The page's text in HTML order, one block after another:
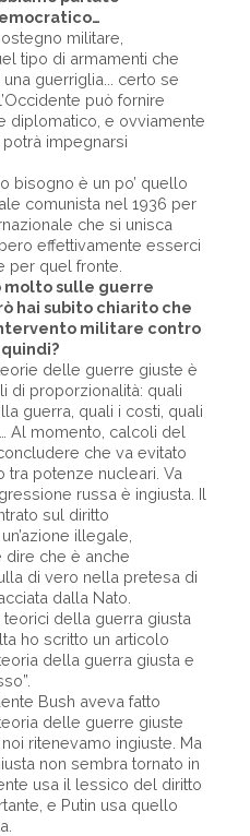
militare,
tipo di armamenti che
guerriglia... certo se
può fornire
diplomatico, e ovviamente
impegnarsi
bisogno è un po’ quello
comunista nel 1936 per
che si unisca
effettivamente esserci
per quel fronte.
sulle guerre
hai subito chiarito che
militare contro
delle guerre giuste è
di proporzionalità: quali
guerra, quali i costi, quali
Al momento, calcoli del
che va evitato
tra potenze nucleari. Va
russa è ingiusta. Il
sul diritto
illegale,
dire che è anche
di vero nella pretesa di
dalla Nato.
della guerra giusta
ho scritto un articolo
della guerra giusta e
Bush aveva fatto
delle guerre giuste
ritenevamo ingiuste. Ma
non sembra tornato in
usa il lessico del diritto
e Putin usa quello